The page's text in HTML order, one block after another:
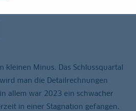
kleinen Minus. Das Schlussquartal
man die Detailrechnungen
allem war 2023 ein schwacher
in einer Stagnation gefangen.